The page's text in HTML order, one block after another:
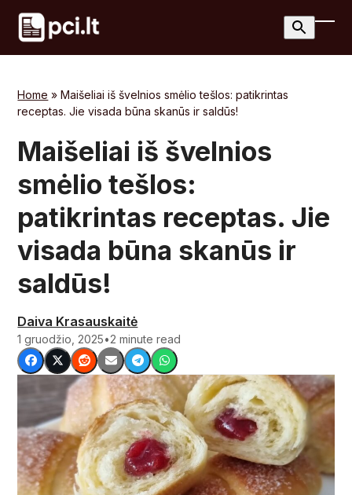
Skip
content
Home »Maišeliai iš švelnios smėlio tešlos: patikrintas
receptas. Jie visada būna skanūs ir saldūs!
Maišeliai iš švelnios
smėlio tešlos:
patikrintas receptas. Jie
visada būna skanūs ir
saldūs!
Daiva Krasauskaitė
1 gruodžio, 2025•2 minute read